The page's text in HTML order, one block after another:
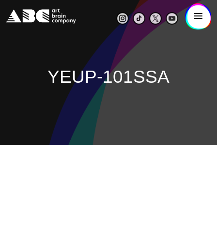
YEUP-101SSA